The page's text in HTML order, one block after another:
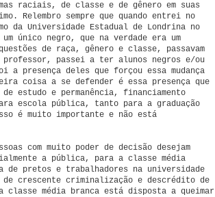
raciais, de classe e de gênero em suas
Relembro sempre que quando entrei no
da Universidade Estadual de Londrina no
único negro, que na verdade era um
de raça, gênero e classe, passavam
passei a ter alunos negros e/ou
presença deles que forçou essa mudança
coisa a se defender é essa presença que
estudo e permanência, financiamento
escola pública, tanto para a graduação
é muito importante e não está
com muito poder de decisão desejam
a pública, para a classe média
de pretos e trabalhadores na universidade
de crescente criminalização e descrédito de
classe média branca está disposta a queimar